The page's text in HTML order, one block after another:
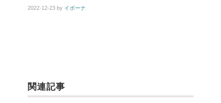
2022-12-23 by イボーナ
関連記事